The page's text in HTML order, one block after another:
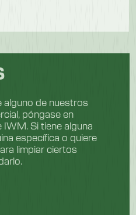
alguno de nuestros
póngase en
Si tiene alguna
específica o quiere
limpiar ciertos